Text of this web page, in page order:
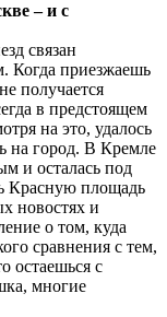
– и с
связан
Когда приезжаешь
получается
в предстоящем
на это, удалось
на город. В Кремле
и осталась под
Красную площадь
новостях и
о том, куда
сравнения с тем,
остаешься с
многие